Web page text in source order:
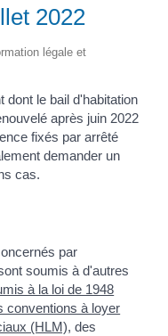
2022
légale et
dont le bail d'habitation
après juin 2022
fixés par arrêté
demander un
cas.
par
soumis à d'autres
à la loi de 1948
conventions à loyer
(HLM), des